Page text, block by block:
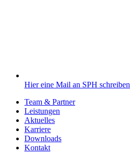
Hier eine Mail an SPH schreiben
Team & Partner
Leistungen
Aktuelles
Karriere
Downloads
Kontakt